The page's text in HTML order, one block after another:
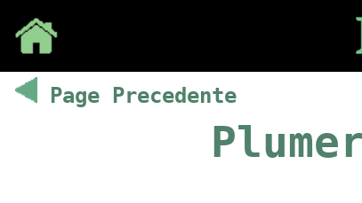
Page Precedente